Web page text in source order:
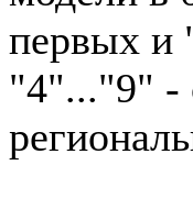
первых и
"4"..."9" -